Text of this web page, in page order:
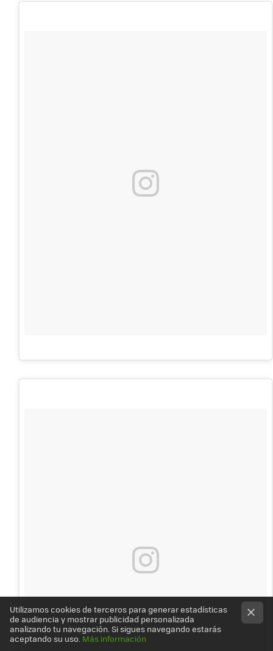
Utilizamos cookies de terceros para generar estadísticas
de audiencia y mostrar publicidad personalizada
analizando tu navegación. Si sigues navegando estarás
aceptando su uso. Más información